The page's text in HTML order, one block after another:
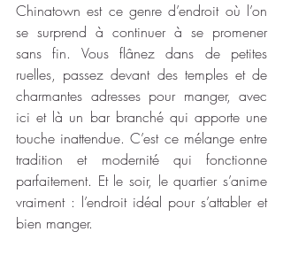
Chinatown est ce genre d’endroit où l’on
se surprend à continuer à se promener
sans fin. Vous flânez dans de petites
ruelles, passez devant des temples et de
charmantes adresses pour manger, avec
ici et là un bar branché qui apporte une
touche inattendue. C’est ce mélange entre
tradition et modernité qui fonctionne
parfaitement. Et le soir, le quartier s’anime
vraiment : l’endroit idéal pour s’attabler et
bien manger.